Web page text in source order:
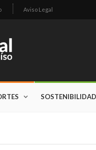
Aviso Legal
SOSTENIBILIDAD